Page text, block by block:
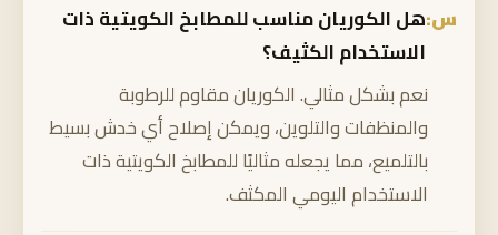
هل الكوريان مناسب للمطابخ الكويتية ذات
الاستخدام الكثيف؟
نعم بشكل مثالي. الكوريان مقاوم للرطوبة
والمنظفات والتلوين، ويمكن إصلاح أي خدش بسيط
بالتلميع، مما يجعله مثاليًا للمطابخ الكويتية ذات
الاستخدام اليومي المكثف.